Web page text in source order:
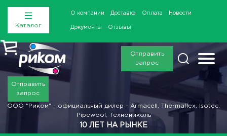
Каталог
О компании Доставка Оплата Новости
Документы Отзывы
Отправить
запрос
Отправить
запрос
ООО "Риком" - официальный дилер - Armacell, Thermaflex, Isotec,
Pipewool, Технониколь
10 ЛЕТ НА РЫНКЕ